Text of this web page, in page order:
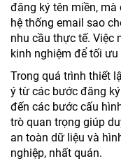
đăng ký tên miền,
hệ thống email sao
nhu cầu thực tế. Việc
kinh nghiệm để tối
Trong quá trình thiết
ý từ các bước đăng
đến các bước cấu
trò quan trọng giúp
an toàn dữ liệu và
nghiệp, nhất quán.